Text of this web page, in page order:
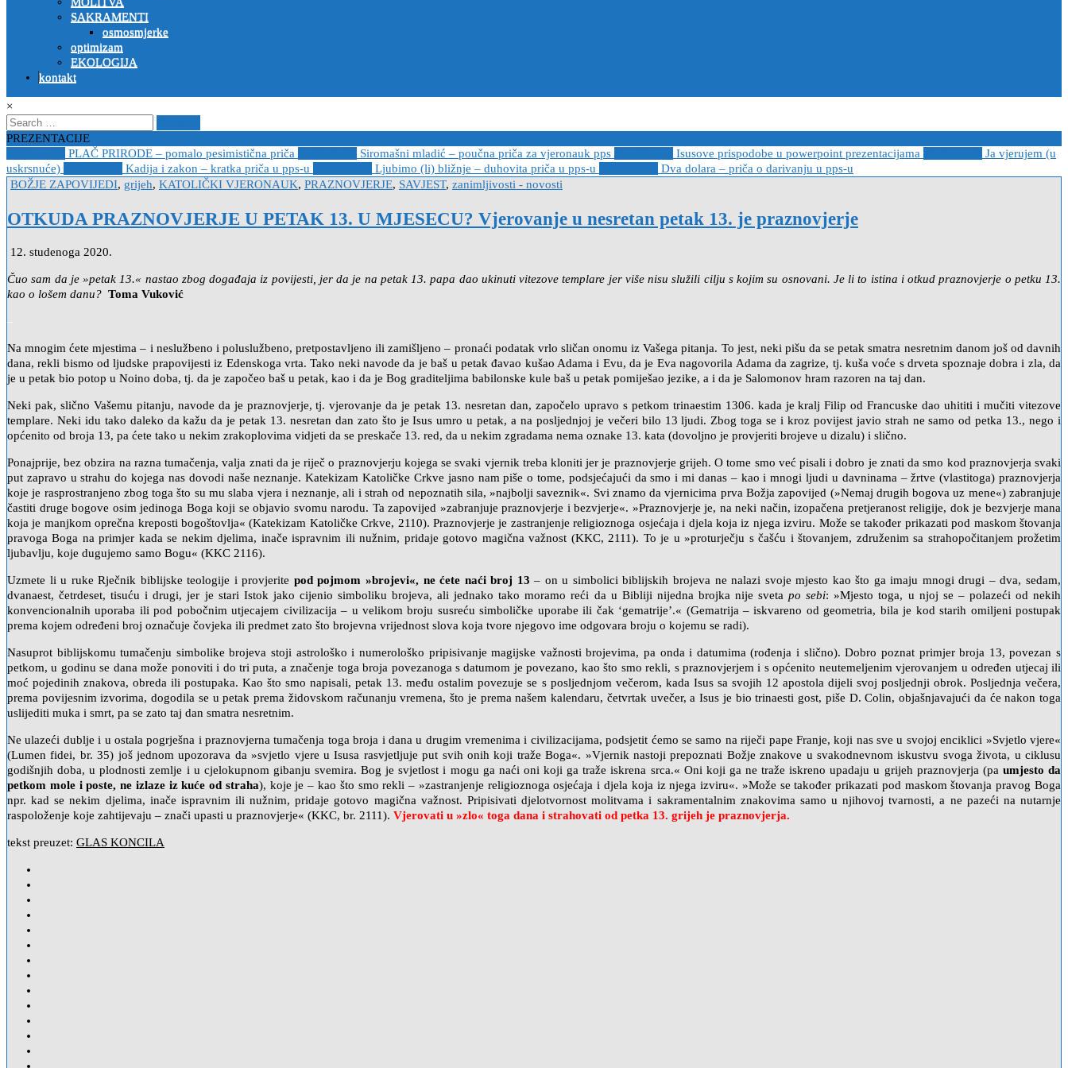
SAKRAMENTI
osmosmjerke
optimizam
EKOLOGIJA
kontakt
×
Search
for:
PREZENTACIJE
PLAČ PRIRODE – pomalo pesimistična priča Siromašni mladić – poučna priča za vjeronauk pps Isusove prispodobe u powerpoint prezentacijama
Ja vjerujem (u
uskrsnuće)
Kadija i zakon – kratka priča u pps-u Ljubimo (li) bližnje – duhovita priča u pps-u
Dva dolara – priča o darivanju u pps-u
Posted
BOŽJE ZAPOVIJEDI, grijeh, KATOLIČKI VJERONAUK, PRAZNOVJERJE, SAVJEST, zanimljivosti - novosti
OTKUDA PRAZNOVJERJE U PETAK 13. U MJESECU? Vjerovanje u nesretan petak 13. je praznovjerje
12. studenoga 2020.
Čuo sam da je »petak 13.« nastao zbog događaja iz povijesti, jer da je na petak 13. papa dao ukinuti vitezove templare jer više nisu služili cilju s kojim su osnovani. Je li to istina i otkud praznovjerje o petku 13.
kao o lošem danu? Toma Vuković
Na mnogim ćete mjestima – i neslužbeno i poluslužbeno, pretpostavljeno ili zamišljeno – pronaći podatak vrlo sličan onomu iz Vašega pitanja. To jest, neki pišu da se petak smatra nesretnim danom još od davnih
dana, rekli bismo od ljudske prapovijesti iz Edenskoga vrta. Tako neki navode da je baš u petak đavao kušao Adama i Evu, da je Eva nagovorila Adama da zagrize, tj. kuša voće s drveta spoznaje dobra i zla, da
je u petak bio potop u Noino doba, tj. da je započeo baš u petak, kao i da je Bog graditeljima babilonske kule baš u petak pomiješao jezike, a i da je Salomonov hram razoren na taj dan.
Neki pak, slično Vašemu pitanju, navode da je praznovjerje, tj. vjerovanje da je petak 13. nesretan dan, započelo upravo s petkom trinaestim 1306. kada je kralj Filip od Francuske dao uhititi i mučiti vitezove
templare. Neki idu tako daleko da kažu da je petak 13. nesretan dan zato što je Isus umro u petak, a na posljednjoj je večeri bilo 13 ljudi. Zbog toga se i kroz povijest javio strah ne samo od petka 13., nego i
općenito od broja 13, pa ćete tako u nekim zrakoplovima vidjeti da se preskače 13. red, da u nekim zgradama nema oznake 13. kata (dovoljno je provjeriti brojeve u dizalu) i slično.
Ponajprije, bez obzira na razna tumačenja, valja znati da je riječ o praznovjerju kojega se svaki vjernik treba kloniti jer je praznovjerje grijeh. O tome smo već pisali i dobro je znati da smo kod praznovjerja svaki
put zapravo u strahu do kojega nas dovodi naše neznanje. Katekizam Katoličke Crkve jasno nam piše o tome, podsjećajući da smo i mi danas – kao i mnogi ljudi u davninama – žrtve (vlastitoga) praznovjerja
koje je rasprostranjeno zbog toga što su mu slaba vjera i neznanje, ali i strah od nepoznatih sila, »najbolji saveznik«. Svi znamo da vjernicima prva Božja zapovijed (»Nemaj drugih bogova uz mene«) zabranjuje
častiti druge bogove osim jedinoga Boga koji se objavio svomu narodu. Ta zapovijed »zabranjuje praznovjerje i bezvjerje«. »Praznovjerje je, na neki način, izopačena pretjeranost religije, dok je bezvjerje mana
koja je manjkom oprečna kreposti bogoštovlja« (Katekizam Katoličke Crkve, 2110). Praznovjerje je zastranjenje religioznoga osjećaja i djela koja iz njega izviru. Može se također prikazati pod maskom štovanja
pravoga Boga na primjer kada se nekim djelima, inače ispravnim ili nužnim, pridaje gotovo magična važnost (KKC, 2111). To je u »proturječju s čašću i štovanjem, združenim sa strahopočitanjem prožetim
ljubavlju, koje dugujemo samo Bogu« (KKC 2116).
Uzmete li u ruke Rječnik biblijske teologije i provjerite pod pojmom »brojevi«, ne ćete naći broj 13 – on u simbolici biblijskih brojeva ne nalazi svoje mjesto kao što ga imaju mnogi drugi – dva, sedam,
dvanaest, četrdeset, tisuću i drugi, jer je stari Istok jako cijenio simboliku brojeva, ali jednako tako moramo reći da u Bibliji nijedna brojka nije svetapo sebi: »Mjesto toga, u njoj se – polazeći od nekih
konvencionalnih uporaba ili pod pobočnim utjecajem civilizacija – u velikom broju susreću simboličke uporabe ili čak ‘gematrije’.« (Gematrija – iskvareno od geometria, bila je kod starih omiljeni postupak
prema kojem određeni broj označuje čovjeka ili predmet zato što brojevna vrijednost slova koja tvore njegovo ime odgovara broju o kojemu se radi).
Nasuprot biblijskomu tumačenju simbolike brojeva stoji astrološko i numerološko pripisivanje magijske važnosti brojevima, pa onda i datumima (rođenja i slično). Dobro poznat primjer broja 13, povezan s
petkom, u godinu se dana može ponoviti i do tri puta, a značenje toga broja povezanoga s datumom je povezano, kao što smo rekli, s praznovjerjem i s općenito neutemeljenim vjerovanjem u određen utjecaj ili
moć pojedinih znakova, obreda ili postupaka. Kao što smo napisali, petak 13. među ostalim povezuje se s posljednjom večerom, kada Isus sa svojih 12 apostola dijeli svoj posljednji obrok. Posljednja večera,
prema povijesnim izvorima, dogodila se u petak prema židovskom računanju vremena, što je prema našem kalendaru, četvrtak uvečer, a Isus je bio trinaesti gost, piše D. Colin, objašnjavajući da će nakon toga
uslijediti muka i smrt, pa se zato taj dan smatra nesretnim.
Ne ulazeći dublje i u ostala pogrješna i praznovjerna tumačenja toga broja i dana u drugim vremenima i civilizacijama, podsjetit ćemo se samo na riječi pape Franje, koji nas sve u svojoj enciklici »Svjetlo vjere«
(Lumen fidei, br. 35) još jednom upozorava da »svjetlo vjere u Isusa rasvjetljuje put svih onih koji traže Boga«. »Vjernik nastoji prepoznati Božje znakove u svakodnevnom iskustvu svoga života, u ciklusu
godišnjih doba, u plodnosti zemlje i u cjelokupnom gibanju svemira. Bog je svjetlost i mogu ga naći oni koji ga traže iskrena srca.« Oni koji ga ne traže iskreno upadaju u grijeh praznovjerja (pa umjesto da
petkom mole i poste, ne izlaze iz kuće od straha), koje je – kao što smo rekli – »zastranjenje religioznoga osjećaja i djela koja iz njega izviru«. »Može se također prikazati pod maskom štovanja pravog Boga
npr. kad se nekim djelima, inače ispravnim ili nužnim, pridaje gotovo magična važnost. Pripisivati djelotvornost molitvama i sakramentalnim znakovima samo u njihovoj tvarnosti, a ne pazeći na nutarnje
raspoloženje koje zahtijevaju – znači upasti u praznovjerje« (KKC, br. 2111). Vjerovati u »zlo« toga dana i strahovati od petka 13. grijeh je praznovjerja.
tekst preuzet: GLAS KONCILA